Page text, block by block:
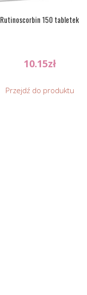
Rutinoscorbin 150 tabletek
10.15zł
Przejdź do produktu